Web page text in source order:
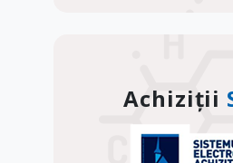
Achiziții